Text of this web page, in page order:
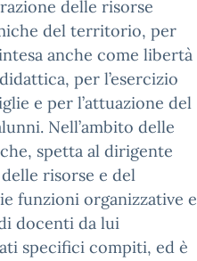
delle risorse
del territorio, per
anche come libertà
per l’esercizio
e per l’attuazione del
Nell’ambito delle
spetta al dirigente
risorse e del
funzioni organizzative e
docenti da lui
specifici compiti, ed è